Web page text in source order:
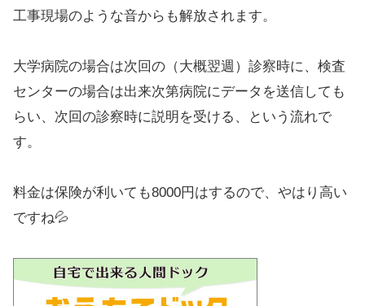
工事現場のような音からも解放されます。
大学病院の場合は次回の（大概翌週）診察時に、検査
センターの場合は出来次第病院にデータを送信しても
らい、次回の診察時に説明を受ける、という流れで
す。
料金は保険が利いても8000円はするので、やはり高い
ですね💦